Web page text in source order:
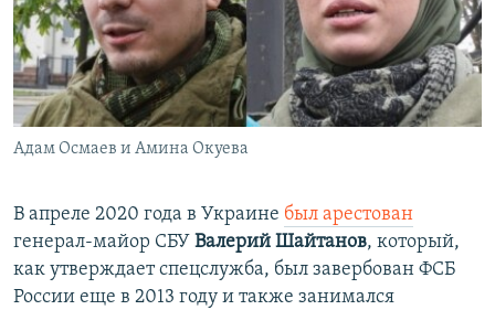
Адам Осмаев и Амина Окуева
В апреле 2020 года в Украине был арестован
генерал-майор СБУ Валерий Шайтанов, который,
как утверждает спецслужба, был завербован ФСБ
России еще в 2013 году и также занимался